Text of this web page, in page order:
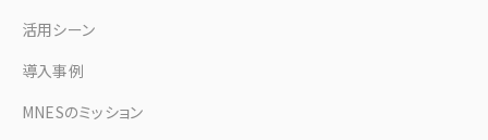
活用シーン
導入事例
MNESのミッション